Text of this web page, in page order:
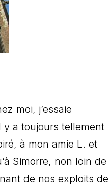
moi, j’essaie
a toujours tellement
à mon amie L. et
Simorre, non loin de
de nos exploits de